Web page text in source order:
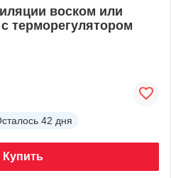
воском или
терморегулятором
42 дня
Купить